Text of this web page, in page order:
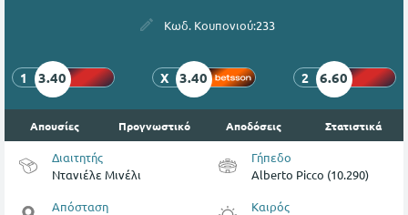
Κωδ. Κουπονιού:233
1 3.40 X 3.40 2 6.60
Απουσίες Προγνωστικό Αποδόσεις Στατιστικά
Διαιτητής
Ντανιέλε Μινέλι
Γήπεδο
Alberto Picco (10.290)
Απόσταση
Καιρός